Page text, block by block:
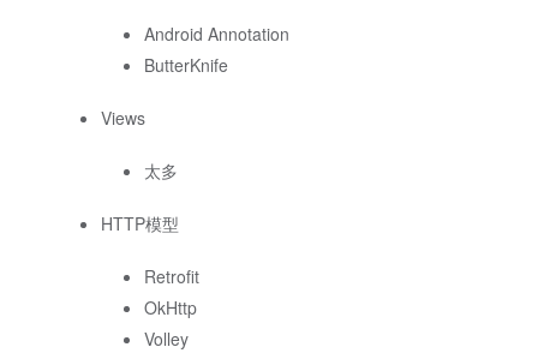
Android Annotation
ButterKnife
Views
太多
HTTP模型
Retrofit
OkHttp
Volley